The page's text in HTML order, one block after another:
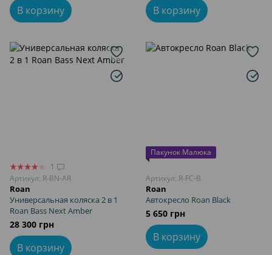
В корзину В корзину
1
Артикул: R-BN-AR
Roan
Универсальная коляска 2 в 1
Roan Bass Next Amber
28 300 грн
В корзину
Пакунок Малюка
Артикул: R-FC-B
Roan
Автокресло Roan Black
5 650 грн
В корзину